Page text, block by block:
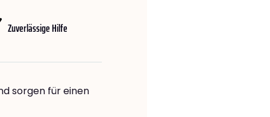
Zuverlässige Hilfe
sorgen für einen